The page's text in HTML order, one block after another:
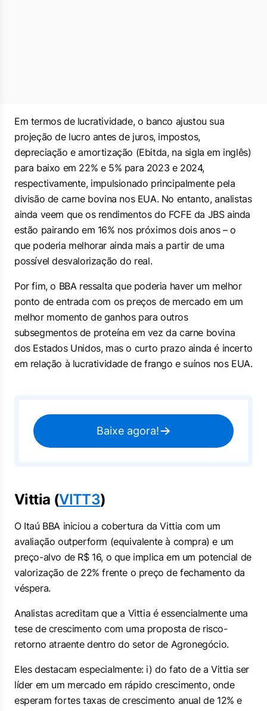
Em termos de lucratividade, o banco ajustou sua
projeção de lucro antes de juros, impostos,
depreciação e amortização (Ebitda, na sigla em inglês)
para baixo em 22% e 5% para 2023 e 2024,
respectivamente, impulsionado principalmente pela
divisão de carne bovina nos EUA. No entanto, analistas
ainda veem que os rendimentos do FCFE da JBS ainda
estão pairando em 16% nos próximos dois anos – o
que poderia melhorar ainda mais a partir de uma
possível desvalorização do real.
Por fim, o BBA ressalta que poderia haver um melhor
ponto de entrada com os preços de mercado em um
melhor momento de ganhos para outros
subsegmentos de proteína em vez da carne bovina
dos Estados Unidos, mas o curto prazo ainda é incerto
em relação à lucratividade de frango e suínos nos EUA.
Baixe agora!
Vittia (VITT3)
O Itaú BBA iniciou a cobertura da Vittia com um
avaliação outperform (equivalente à compra) e um
preço-alvo de R$ 16, o que implica em um potencial de
valorização de 22% frente o preço de fechamento da
véspera.
Analistas acreditam que a Vittia é essencialmente uma
tese de crescimento com uma proposta de risco-
retorno atraente dentro do setor de Agronegócio.
Eles destacam especialmente: i) do fato de a Vittia ser
líder em um mercado em rápido crescimento, onde
esperam fortes taxas de crescimento anual de 12% e